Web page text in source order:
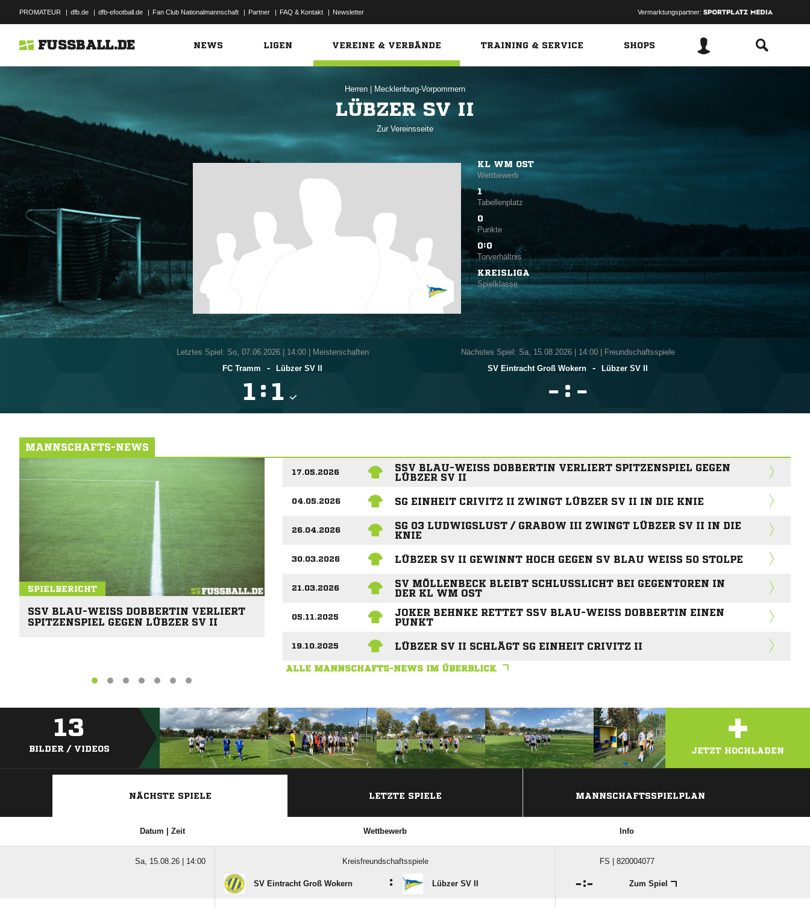
PROMATEUR | dfb.de | dfb-efootball.de | Fan Club Nationalmannschaft | Partner | FAQ & Kontakt | Newsletter Vermarktungspartner:
FUSSBALL.DE NEWS LIGEN VEREINE & VERBÄNDE TRAINING & SERVICE SHOPS
Herren Mecklenburg-Vorpommern
LÜBZER SV II
Zur Vereinsseite
KL WM OST
Wettbewerb
1
Tabellenplatz
0
Punkte
0:0
Torverhältnis
KREISLIGA
Spielklasse
Letztes Spiel: So, 07.06.2026| 14:00 | Meisterschaften
FC Tramm
- Lübzer SV II
 : 
Nächstes Spiel: Sa, 15.08.2026| 14:00 | Freundschaftsspiele
SV Eintracht Groß Wokern
- Lübzer SV II
 : 
MANNSCHAFTS-NEWS
SPIELBERICHT
SSV BLAU-WEISS DOBBERTIN VERLIERT S
PITZENSPIEL GEGEN LÜBZER SV II
17.05.2026
SSV BLAU-WEISS DOBBERTIN VERLIERT SPITZENSPIEL GEGEN L
ÜBZER SV II
04.05.2026 SG EINHEIT CRIVITZ II ZWINGT LÜBZER SV II IN DIE KNIE
26.04.2026
SG 03 LUDWIGSLUST / GRABOW III ZWINGT LÜBZER SV II IN DIE
KNIE
30.03.2026 LÜBZER SV II GEWINNT HOCH GEGEN SV BLAU WEISS 50 STOLPE
21.03.2026
SV MÖLLENBECK BLEIBT SCHLUSSLICHT BEI GEGENTOREN IN
DER KL WM OST
05.11.2025
JOKER BEHNKE RETTET SSV BLAU-WEISS DOBBERTIN EINEN P
UNKT
19.10.2025 LÜBZER SV II SCHLÄGT SG EINHEIT CRIVITZ II
ALLE MANNSCHAFTS-NEWS IM ÜBERBLICK
13
BILDER / VIDEOS +
JETZT HOCHLADEN
NÄCHSTE SPIELE LETZTE SPIELE MANNSCHAFTSSPIELPLAN
Datum | Zeit Wettbewerb Info
Sa, 15.08.26 | 14:00 Kreisfreundschaftsspiele FS | 820004077
SV Eintracht Groß Wokern : Lübzer SV II : Zum Spiel